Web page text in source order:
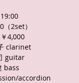
2set）
4,000
clarinet
guitar
bass
accordion